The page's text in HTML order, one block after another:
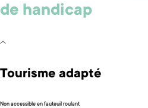
de handicap
Tourisme adapté
Non accessible en fauteuil roulant